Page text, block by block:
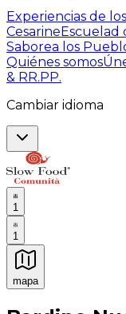
Experiencias de
CesarineEscuelad
Saborea los
Quiénes somos
& RR.PP.
Cambiar idioma
1
1
mapa